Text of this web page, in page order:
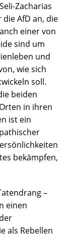
Zacharias
AfD an, die
einer von
sind um
und
wie sich
soll.
beiden
in ihren
ist ein
bekämpfen,
–
einen
als Rebellen